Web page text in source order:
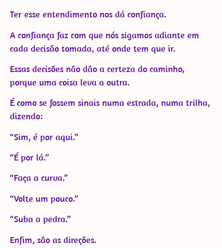
Ter esse entendimento nos dá confiança.
A confiança faz com que nós sigamos adiante em
cada decisão tomada, até onde tem que ir.
Essas decisões não dão a certeza do caminho,
porque uma coisa leva a outra.
É como se fossem sinais numa estrada, numa trilha,
dizendo:
“Sim, é por aqui.”
“É por lá.”
“Faça a curva.”
“Volte um pouco.”
“Suba a pedra.”
Enfim, são as direções.